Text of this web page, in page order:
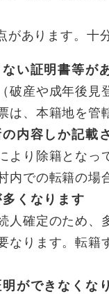
あります。十
い証明書等が
破産や成年後見
は、本籍地を管
内容しか記載
より除籍とな
内での転籍の場
くなります
人確定のため
なります。転
ができなくな